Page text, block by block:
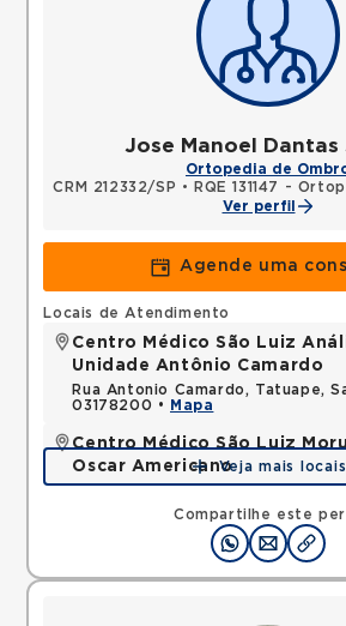
Jose Manoel Dantas
Ortopedia de
CRM 212332/SP •
RQE 131147 -
Ver perfil
Agende uma
Compartilhe este
Locais de Atendimento
Centro Médico São Luiz
Unidade Antônio Camardo
Rua Antonio Camardo, Tatuape,
03178200 •
Mapa
Centro Médico São Luiz
Oscar Americano
Rua Engenheiro Oscar Americano,
Paulo, SP, 05673050 •
Mapa
Veja mais locais